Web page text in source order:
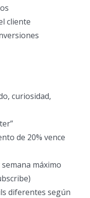
cliente
curiosidad,
de 20% vence
máximo
diferentes según